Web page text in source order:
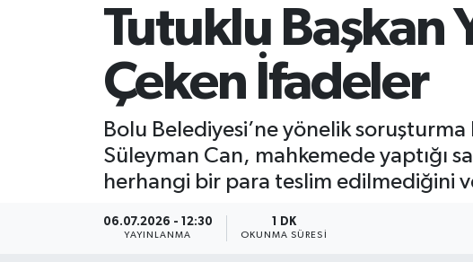
Tutuklu Başkan
Çeken İfadeler
Bolu Belediyesi’ne yönelik soruşturma
Süleyman Can, mahkemede yaptığı
herhangi bir para teslim edilmediğini
06.07.2026 - 12:30
YAYINLANMA
1 DK
OKUNMA SÜRESI
Bolu Namaz Vakitleri
Bolu Trafik Yoğunluk Haritası
Süper Lig Puan Durumu ve Fikstür
Tüm Manşetler